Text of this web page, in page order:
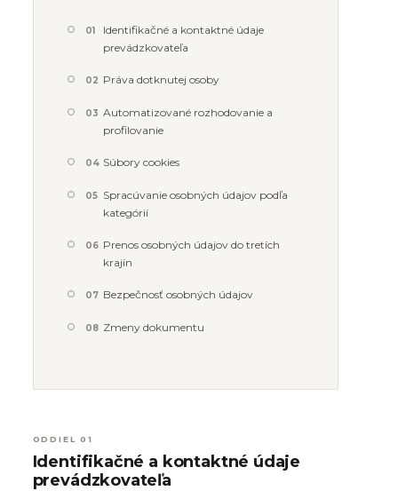
01
Identifikačné a kontaktné údaje
prevádzkovateľa
02 Práva dotknutej osoby
03 Automatizované rozhodovanie a
profilovanie
04 Súbory cookies
05 Spracúvanie osobných údajov podľa
kategórií
06 Prenos osobných údajov do tretích
krajín
07 Bezpečnosť osobných údajov
08 Zmeny dokumentu
ODDIEL 01
Identifikačné a kontaktné údaje
prevádzkovateľa